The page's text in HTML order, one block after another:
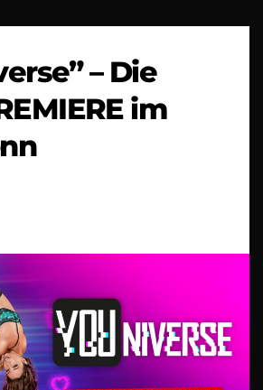
– Die
im